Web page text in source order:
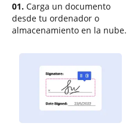
01. Carga un documento
desde tu ordenador o
almacenamiento en la nube.